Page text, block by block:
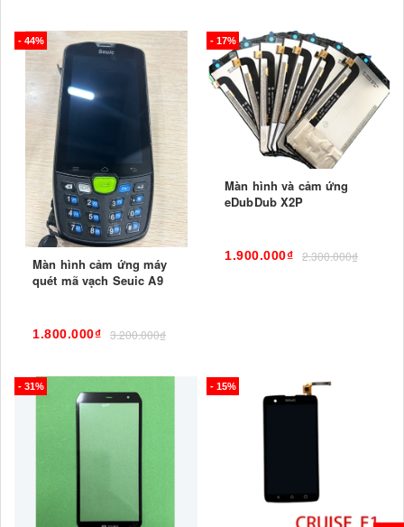
- 44%
Màn hình cảm ứng máy
quét mã vạch Seuic A9
1.800.000₫ 3.200.000₫
- 17%
Màn hình và cảm ứng
eDubDub X2P
1.900.000₫ 2.300.000₫
- 31% - 15%